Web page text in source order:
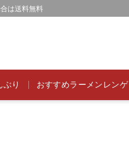
は送料無料
り おすすめラーメンレンゲ